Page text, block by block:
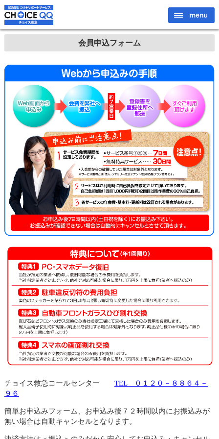
会員申込フォーム
チョイス救急コールセンター TEL ０１２０－８８６４－
９６
簡単お申込みフォーム、お申込み後７２時間以内にお振込みが
無い場合は自動キャンセルとなります。